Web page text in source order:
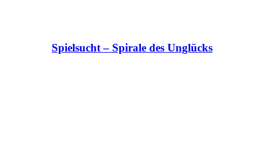
Spielsucht – Spirale des Unglücks